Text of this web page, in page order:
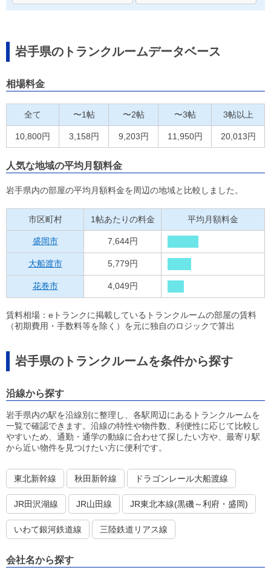
岩手県のトランクルームデータベース
相場料金
全て 〜1帖 〜2帖 〜3帖 3帖以上
10,800円 3,158円 9,203円 11,950円 20,013円
人気な地域の平均月額料金
岩手県内の部屋の平均月額料金を周辺の地域と比較しました。
市区町村 1帖あたりの料金 平均月額料金
盛岡市 7,644円
大船渡市 5,779円
花巻市 4,049円
賃料相場：eトランクに掲載しているトランクルームの部屋の賃料
（初期費用・手数料等を除く）を元に独自のロジックで算出
岩手県のトランクルームを条件から探す
沿線から探す
岩手県内の駅を沿線別に整理し、各駅周辺にあるトランクルームを
一覧で確認できます。沿線の特性や物件数、利便性に応じて比較し
やすいため、通勤・通学の動線に合わせて探したい方や、最寄り駅
から近い物件を見つけたい方に便利です。
東北新幹線 秋田新幹線 ドラゴンレール大船渡線
JR田沢湖線 JR山田線 JR東北本線(黒磯～利府・盛岡)
いわて銀河鉄道線 三陸鉄道リアス線
会社名から探す